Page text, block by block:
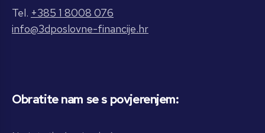
Tel. +385 1 8008 076
info@3dposlovne-financije.hr
Obratite nam se s povjerenjem: